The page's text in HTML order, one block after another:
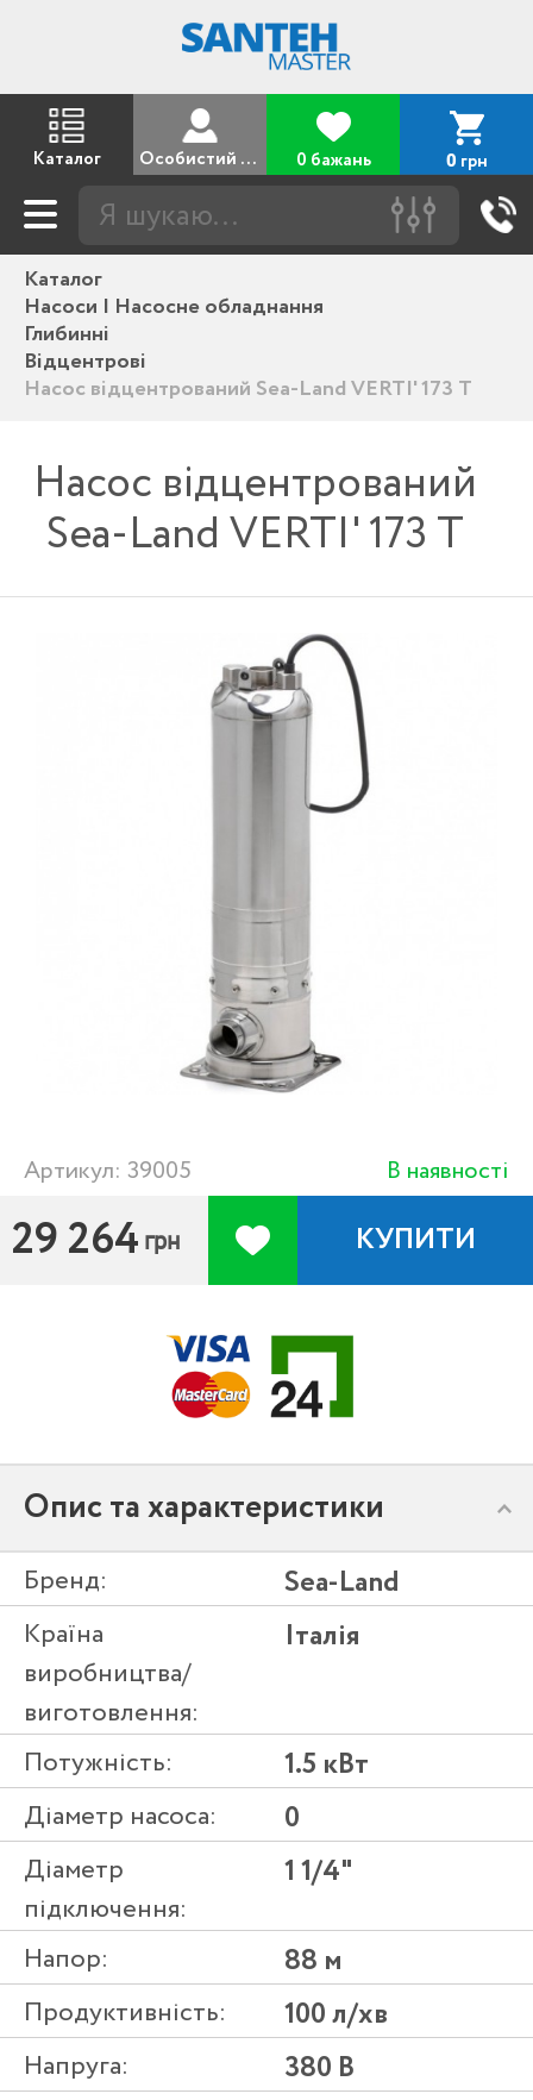
Каталог Особистий кабінет 0 бажань 0 грн
Каталог
Насоси | Насосне обладнання
Глибинні
Відцентрові
Насос відцентрований Sea-Land VERTI' 173 T
Насос відцентрований
Sea-Land VERTI' 173 T
Артикул: 39005 В наявності
29 264 грн КУПИТИ
Опис та характеристики
Бренд: Sea-Land
Країна
виробництва/
виготовлення:
Італія
Потужність: 1.5 кВт
Діаметр насоса: 0
Діаметр
підключення:
1 1/4"
Напор: 88 м
Продуктивність: 100 л/хв
Напруга: 380 В